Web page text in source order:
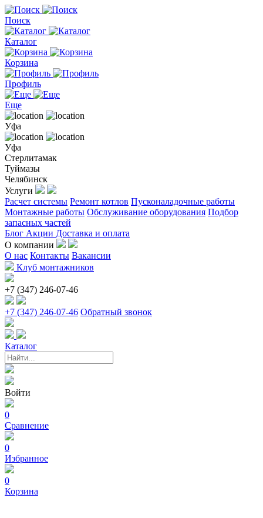
Поиск
Каталог
Корзина
Профиль
Еще
Уфа
Уфа
Стерлитамак
Туймазы
Челябинск
Услуги
Расчет системы Ремонт котлов Пусконаладочные работы
Монтажные работы Обслуживание оборудования Подбор
запасных частей
Блог Акции Доставка и оплата
О компании
О нас Контакты Вакансии
Клуб монтажников
+7 (347) 246-07-46
+7 (347) 246-07-46 Обратный звонок
Каталог
Войти
0
Сравнение
0
Избранное
0
Корзина